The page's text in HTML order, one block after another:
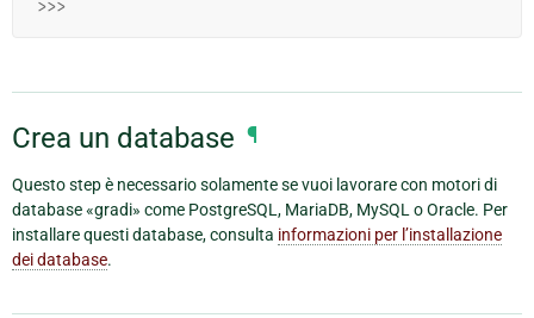
>>>
Crea un database ¶
Questo step è necessario solamente se vuoi lavorare con motori di
database «gradi» come PostgreSQL, MariaDB, MySQL o Oracle. Per
installare questi database, consulta informazioni per l’installazione
dei database.